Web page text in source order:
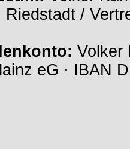
Riedstadt /
Volker
eG · IBAN